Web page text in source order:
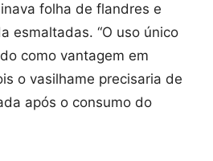
folha de flandres e
esmaltadas. “O uso único
como vantagem em
o vasilhame precisaria de
após o consumo do